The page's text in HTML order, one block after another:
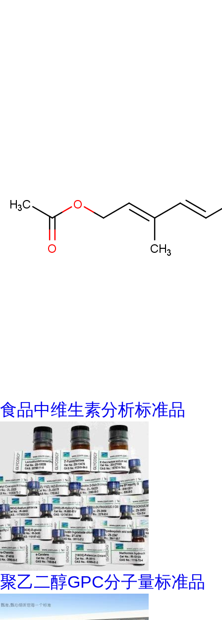
食品中维生素分析标准品
聚乙二醇GPC分子量标准品